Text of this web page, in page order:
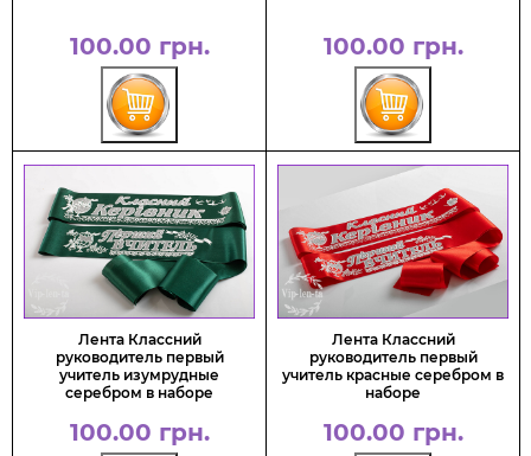
100.00 грн. 100.00 грн.
Лента Классний
руководитель первый
учитель изумрудные
серебром в наборе
100.00 грн.
Лента Классний
руководитель первый
учитель красные серебром в
наборе
100.00 грн.